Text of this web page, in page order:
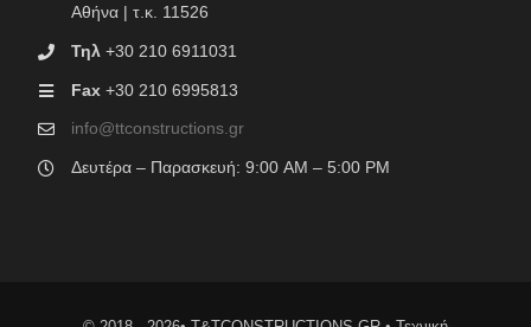
Αθήνα | τ.κ. 11526
Τηλ +30 210 6911031
Fax +30 210 6995813
info@ttconstructions.gr
Δευτέρα – Παρασκευή: 9:00 AM – 5:00 PM